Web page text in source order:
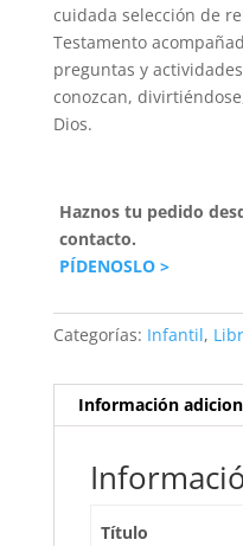
cuidada selección de
Testamento
preguntas y
conozcan,
Dios.
Haznos tu pedido
contacto.
PÍDENOSLO >
Categorías: Infantil,
Información
Título